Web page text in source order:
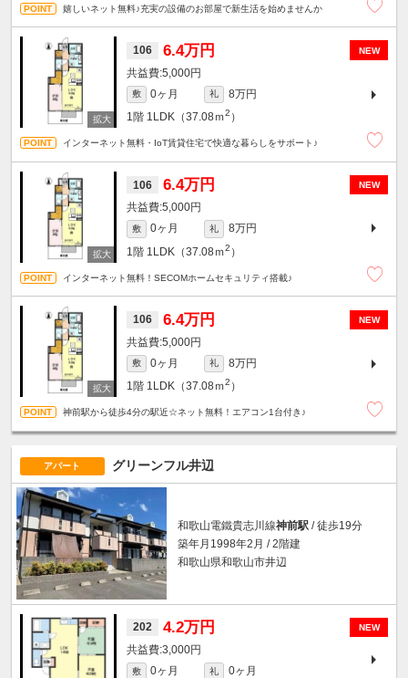
嬉しいネット無料♪充実の設備のお部屋で新生活を始めませんか
NEW
106 6.4万円
5,000円
敷 0ヶ月 礼
8万円
1階 1LDK（37.08ｍ2 ）
インターネット無料・IoT賃貸住宅で快適な暮らしをサポート♪
NEW
106 6.4万円
5,000円
敷 0ヶ月 礼
8万円
1階 1LDK（37.08ｍ2 ）
インターネット無料！SECOMホームセキュリティ搭載♪
NEW
106 6.4万円
5,000円
敷 0ヶ月 礼
8万円
1階 1LDK（37.08ｍ2 ）
神前駅から徒歩4分の駅近☆ネット無料！エアコン1台付き♪
アパート グリーンフル井辺
和歌山電鐵貴志川線神前駅 / 徒歩19分
築年月1998年2月 / 2階建
和歌山県和歌山市井辺
NEW
202 4.2万円
3,000円
敷 0ヶ月 礼
0ヶ月